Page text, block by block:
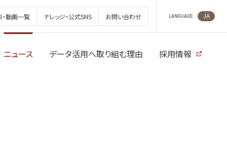
動画一覧 ナレッジ・公式SNS お問い合わせ LANGUAGE JA
ニュース データ活用へ取り組む理由 採用情報